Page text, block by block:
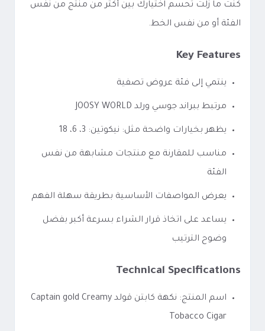
كنت ما زلت تحسم اختيارك بين أكثر من منتج من نفس
الفئة أو من نفس الخط.
Key Features
ينتمي إلى فئة عروض تصفية
مرتبط ببراند جوسي ورلد JOOSY WORLD
يظهر بخيارات واضحة مثل: نيكوتين: 3، 6، 18
مناسب للمقارنة مع منتجات مشابهة من نفس
الفئة
يعرض المواصفات الأساسية بطريقة سهلة الفهم
يساعد على اتخاذ قرار الشراء بسرعة أكبر بفضل
وضوح الترتيب
Technical Specifications
اسم المنتج: نكهة كابتن قولد Captain gold Creamy
Tobacco Cigar